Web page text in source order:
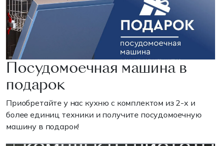
Посудомоечная машина в
подарок
Приобретайте у нас кухню с комплектом из 2-х и
более единиц техники и получите посудомоечную
машину в подарок!